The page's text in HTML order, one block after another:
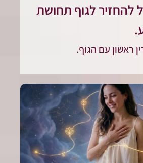
להחזיר לגוף תחושת
ראשון עם הגוף.